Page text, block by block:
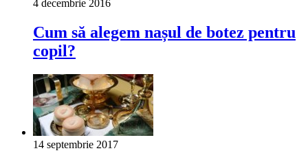
4 decembrie 2016
Cum să alegem nașul de botez pentru
copil?
14 septembrie 2017